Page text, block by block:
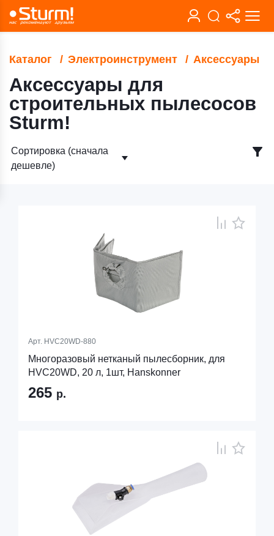
Каталог Электроинструмент Аксессуары
Аксессуары для
строительных пылесосов
Sturm!
Сортировка (сначала
дешевле)
Арт. HVC20WD-880
Многоразовый нетканый пылесборник, для
HVC20WD, 20 л, 1шт, Hanskonner
265 р.